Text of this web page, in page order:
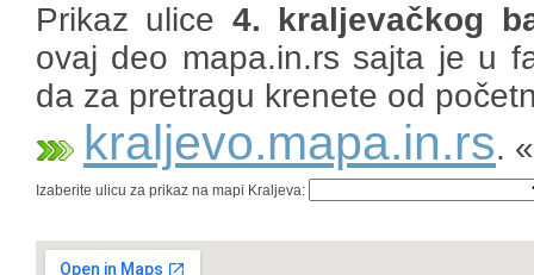
Prikaz ulice 4. kraljevačkog
ovaj deo mapa.in.rs sajta je u
da za pretragu krenete od
kraljevo.mapa.in.rs.
Izaberite ulicu za prikaz na mapi Kraljeva: